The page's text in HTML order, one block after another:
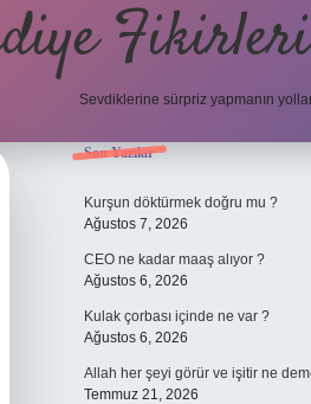
Sevdiklerine sürpriz yapmanın
Sidebar
Son Yazılar
Kurşun döktürmek doğru mu ?
Ağustos 7, 2026
CEO ne kadar maaş alıyor ?
Ağustos 6, 2026
Kulak çorbası içinde ne var ?
Ağustos 6, 2026
Allah her şeyi görür ve işitir ne
Temmuz 21, 2026